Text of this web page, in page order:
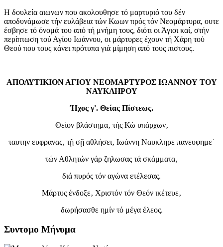
Η δουλεία αιωνων που ακολουθησε τό μαρτυριό του δέν
αποδυνάμωσε τήν ευλάβεια τών Κωων πρός τόν Νεομάρτυρα, ουτε
έσβησε τό όνομά του από τή μνήμη τους, διότι οι Άγιοι καί, στήν
περίπτωση τού Αγίου Ιωάννου, οι μάρτυρες έχουν τή Χάρη τού
Θεού που τους κάνει πρότυπα γιά μίμηση από τους πιστους.
ΑΠΟΛΥΤΙΚΙΟΝ ΑΓΙΟΥ ΝΕΟΜΑΡΤΥΡΟΣ ΙΩΑΝΝΟΥ ΤΟΥ
ΝΑΥΚΛΗΡΟΥ
Ήχος γ'. Θείας Πίστεως.
Θείον βλάστημα‚ τής Κώ υπάρχων‚
ταυτην ευφρανας‚ τῇ σῇ αθλήσει‚ Ιωάννη Ναυκληρε πανευφημε˙
τών Αθλητών γάρ ζηλωσας τά σκάμματα‚
διά πυρός τόν αγώνα ετέλεσας.
Μάρτυς ένδοξε‚ Χριστόν τόν Θεόν ικέτευε‚
δωρήσασθε ημίν τό μέγα έλεος.
Συντομο Μήνυμα